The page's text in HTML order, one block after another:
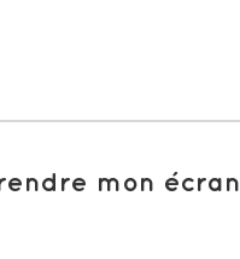
mon écran